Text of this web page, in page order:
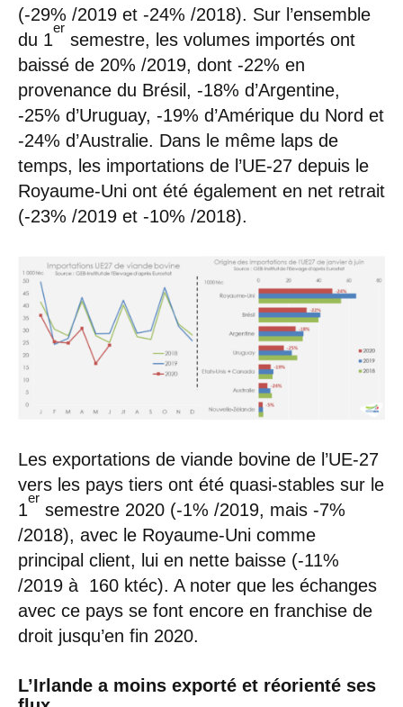
(-29% /2019 et -24% /2018). Sur l’ensemble
du 1
er
semestre, les volumes importés ont
baissé de 20% /2019, dont -22% en
provenance du Brésil, -18% d’Argentine,
-25% d’Uruguay, -19% d’Amérique du Nord et
-24% d’Australie. Dans le même laps de
temps, les importations de l’UE-27 depuis le
Royaume-Uni ont été également en net retrait
(-23% /2019 et -10% /2018).
Les exportations de viande bovine de l’UE-27
vers les pays tiers ont été quasi-stables sur le
1
er
semestre 2020 (-1% /2019, mais -7%
/2018), avec le Royaume-Uni comme
principal client, lui en nette baisse (-11%
/2019 à 160 ktéc). A noter que les échanges
avec ce pays se font encore en franchise de
droit jusqu’en fin 2020.
L’Irlande a moins exporté et réorienté ses